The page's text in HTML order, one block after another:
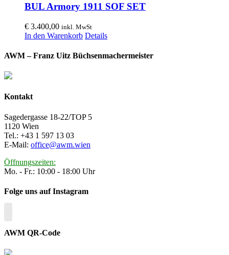
BUL Armory 1911 SOF SET
€ 3.400,00 inkl. MwSt
In den Warenkorb Details
AWM – Franz Uitz Büchsenmachermeister
Kontakt
Sagedergasse 18-22/TOP 5
1120 Wien
Tel.: +43 1 597 13 03
E-Mail: office@awm.wien
Öffnungszeiten:
Mo. - Fr.: 10:00 - 18:00 Uhr
Folge uns auf Instagram
AWM QR-Code